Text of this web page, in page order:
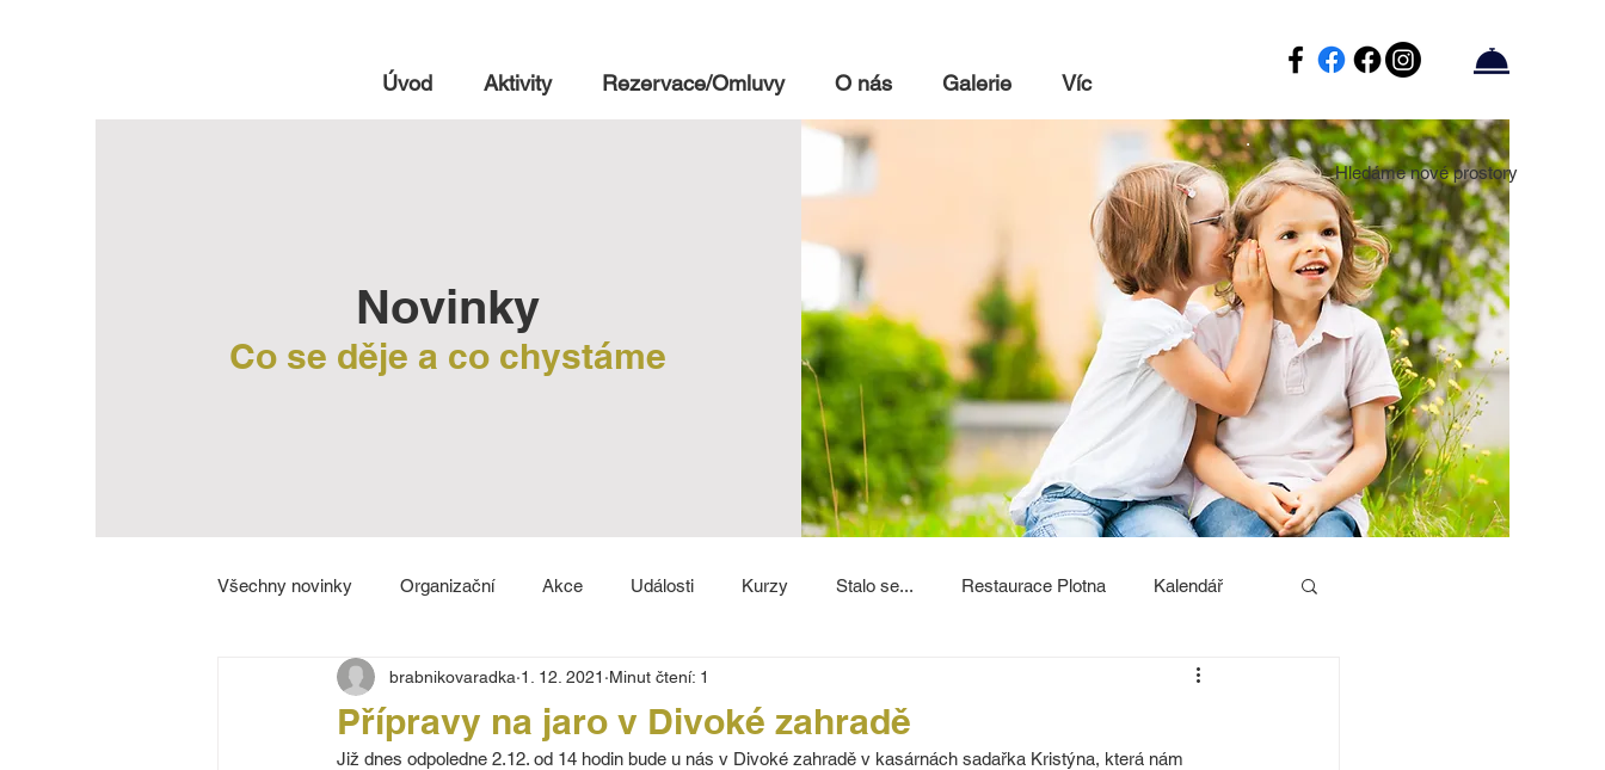
Hledáme nové prostory
Úvod Aktivity Rezervace/Omluvy O nás Galerie Víc
Novinky
Co se děje a co chystáme
Všechny novinky Organizační Akce Události Kurzy Stalo se... Restaurace Plotna Kalendář
Strážnice
Přípravy na jaro v Divoké zahradě
brabnikovaradka 1. 12. 2021 Minut čtení: 1
Již dnes odpoledne 2.12. od 14 hodin bude u nás v Divoké zahradě v kasárnách sadařka Kristýna, která nám